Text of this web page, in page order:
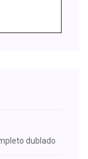
dublado